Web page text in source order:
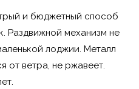
и бюджетный способ
Раздвижной механизм не
лоджии. Металл
от ветра, не ржавеет.